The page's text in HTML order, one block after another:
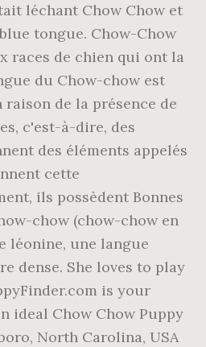
léchant Chow Chow et
tongue. Chow-Chow
races de chien qui ont la
du Chow-chow est
de la présence de
c'est-à-dire, des
des éléments appelés
cette
ils possèdent Bonnes
chow (chow-chow en
léonine, une langue
dense. She loves to play
is your
ideal Chow Chow Puppy
North Carolina, USA